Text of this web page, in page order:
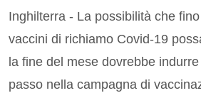
Inghilterra - La possibilità che
vaccini di richiamo Covid-19
la fine del mese dovrebbe
passo nella campagna di